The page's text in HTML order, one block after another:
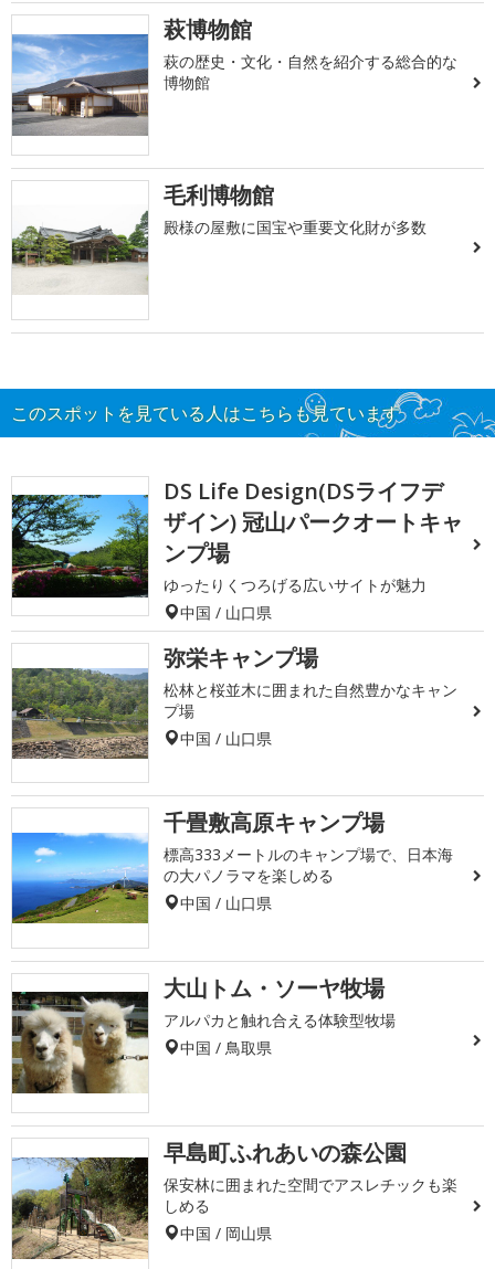
萩博物館
萩の歴史・文化・自然を紹介する総合的な
博物館
毛利博物館
殿様の屋敷に国宝や重要文化財が多数
このスポットを見ている人はこちらも見ています
DS Life Design(DSライフデ
ザイン) 冠山パークオートキャ
ンプ場
ゆったりくつろげる広いサイトが魅力
中国 / 山口県
弥栄キャンプ場
松林と桜並木に囲まれた自然豊かなキャン
プ場
中国 / 山口県
千畳敷高原キャンプ場
標高333メートルのキャンプ場で、日本海
の大パノラマを楽しめる
中国 / 山口県
大山トム・ソーヤ牧場
アルパカと触れ合える体験型牧場
中国 / 鳥取県
早島町ふれあいの森公園
保安林に囲まれた空間でアスレチックも楽
しめる
中国 / 岡山県